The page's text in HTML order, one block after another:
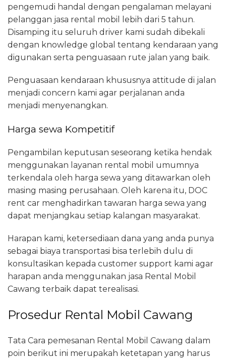
pengemudi handal dengan pengalaman melayani
pelanggan jasa rental mobil lebih dari 5 tahun.
Disamping itu seluruh driver kami sudah dibekali
dengan knowledge global tentang kendaraan yang
digunakan serta penguasaan rute jalan yang baik.
Penguasaan kendaraan khususnya attitude di jalan
menjadi concern kami agar perjalanan anda
menjadi menyenangkan.
Harga sewa Kompetitif
Pengambilan keputusan seseorang ketika hendak
menggunakan layanan rental mobil umumnya
terkendala oleh harga sewa yang ditawarkan oleh
masing masing perusahaan. Oleh karena itu, DOC
rent car menghadirkan tawaran harga sewa yang
dapat menjangkau setiap kalangan masyarakat.
Harapan kami, ketersediaan dana yang anda punya
sebagai biaya transportasi bisa terlebih dulu di
konsultasikan kepada customer support kami agar
harapan anda menggunakan jasa Rental Mobil
Cawang terbaik dapat terealisasi.
Prosedur Rental Mobil Cawang
Tata Cara pemesanan Rental Mobil Cawang dalam
poin berikut ini merupakah ketetapan yang harus